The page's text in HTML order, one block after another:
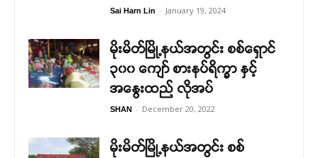
Sai Harn Lin - January 19, 2024
မိုးမိတ်မြို့နယ်အတွင်း စစ်ရှောင်
၃၀၀ ကျော် စားနပ်ရိက္ခာ နှင့်
အနွေးထည် လိုအပ်
SHAN - December 20, 2022
မိုးမိတ်မြို့နယ်အတွင်း စစ်